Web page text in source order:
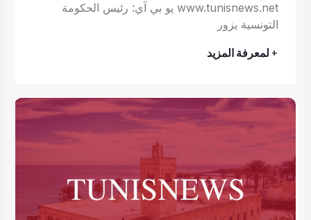
www.tunisnews.net يو بي آي: رئيس الحكومة
التونسية يزور
+ لمعرفة المزيد